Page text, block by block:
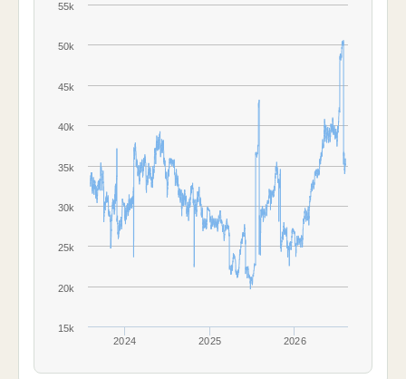
2024 2025 2026
15k
20k
25k
30k
35k
40k
45k
50k
55k